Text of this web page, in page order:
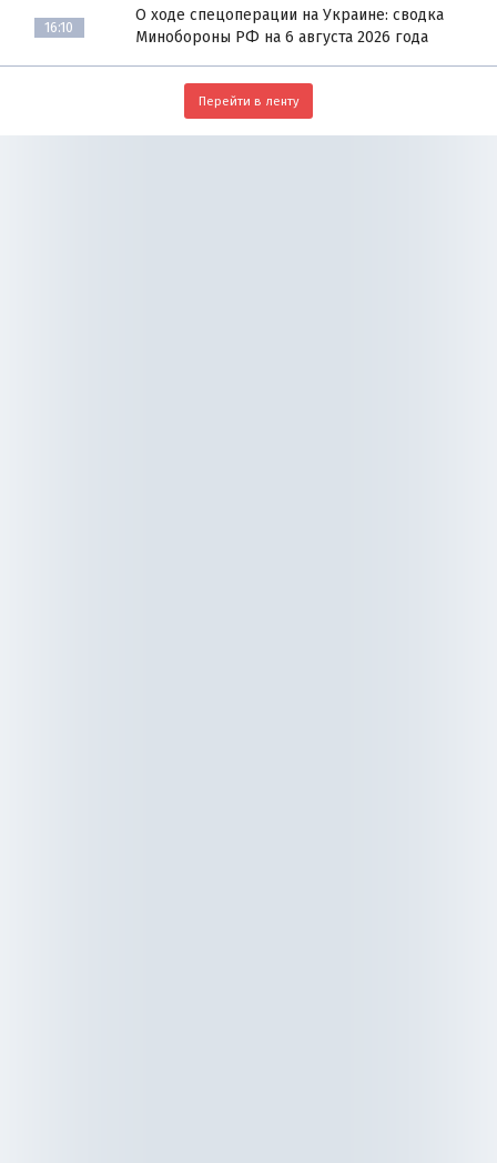
16:10
О ходе спецоперации на Украине: сводка
Минобороны РФ на 6 августа 2026 года
Перейти в ленту